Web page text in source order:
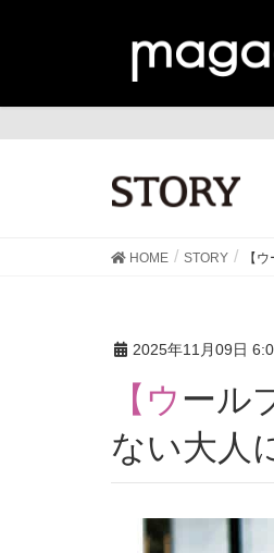
HOME STORY 【
2025年11月09日
【ウールブルゾン】はトレンド感も快適さも譲れ
ない大人